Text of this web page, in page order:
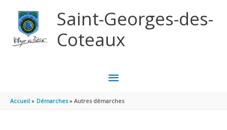
Saint-Georges-des-
Coteaux
MENU
PRINCIPAL
Accueil Démarches Autres démarches